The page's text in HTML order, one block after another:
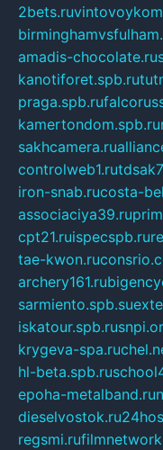
2bets.ru
amadis-chocolate.ru
kanotiforet.spb.ru
praga.spb.ru
kamertondom.spb.ru
sakhcamera.ru
controlweb1.ru
iron-snab.rucosta-
associaciya39.ru
cpt21.ruispecspb.ru
tae-kwon.ru
archery161.ru
sarmiento.spb.su
iskatour.spb.ru
krygeva-spa.ru
hl-beta.spb.ru
epoha-metalband.ru
dieselvostok.ru
regsmi.ru